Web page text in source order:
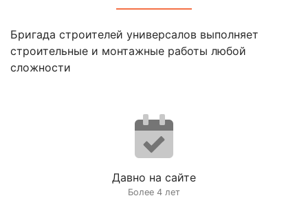
Бригада строителей универсалов выполняет
строительные и монтажные работы любой
сложности
Давно на сайте
Более 4 лет